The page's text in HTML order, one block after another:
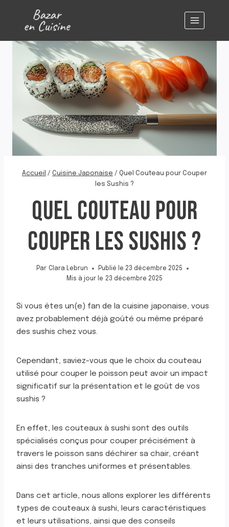
contenu
Accueil / Cuisine Japonaise / Quel Couteau pour Couper
les Sushis ?
QUEL COUTEAU POUR
COUPER LES SUSHIS ?
Par Clara Lebrun Publié le 23 décembre 2025
Mis à jour le 23 décembre 2025
Si vous êtes un(e) fan de la cuisine japonaise, vous
avez probablement déjà goûté ou même préparé
des sushis chez vous.
Cependant, saviez-vous que le choix du couteau
utilisé pour couper le poisson peut avoir un impact
significatif sur la présentation et le goût de vos
sushis ?
En effet, les couteaux à sushi sont des outils
spécialisés conçus pour couper précisément à
travers le poisson sans déchirer sa chair, créant
ainsi des tranches uniformes et présentables.
Dans cet article, nous allons explorer les différents
types de couteaux à sushi, leurs caractéristiques
et leurs utilisations, ainsi que des conseils